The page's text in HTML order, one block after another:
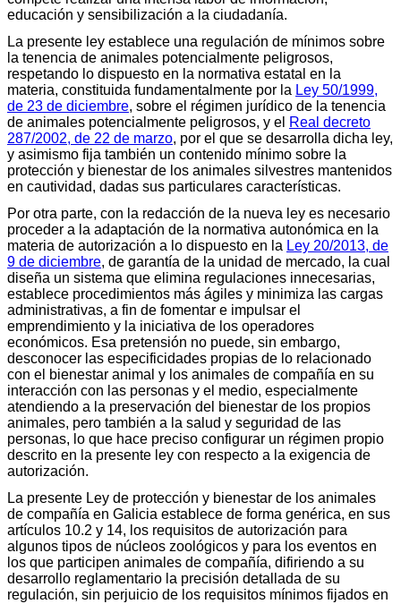
educación y sensibilización a la ciudadanía.
La presente ley establece una regulación de mínimos sobre
la tenencia de animales potencialmente peligrosos,
respetando lo dispuesto en la normativa estatal en la
materia, constituida fundamentalmente por la Ley 50/1999,
de 23 de diciembre, sobre el régimen jurídico de la tenencia
de animales potencialmente peligrosos, y el Real decreto
287/2002, de 22 de marzo, por el que se desarrolla dicha ley,
y asimismo fija también un contenido mínimo sobre la
protección y bienestar de los animales silvestres mantenidos
en cautividad, dadas sus particulares características.
Por otra parte, con la redacción de la nueva ley es necesario
proceder a la adaptación de la normativa autonómica en la
materia de autorización a lo dispuesto en la Ley 20/2013, de
9 de diciembre, de garantía de la unidad de mercado, la cual
diseña un sistema que elimina regulaciones innecesarias,
establece procedimientos más ágiles y minimiza las cargas
administrativas, a fin de fomentar e impulsar el
emprendimiento y la iniciativa de los operadores
económicos. Esa pretensión no puede, sin embargo,
desconocer las especificidades propias de lo relacionado
con el bienestar animal y los animales de compañía en su
interacción con las personas y el medio, especialmente
atendiendo a la preservación del bienestar de los propios
animales, pero también a la salud y seguridad de las
personas, lo que hace preciso configurar un régimen propio
descrito en la presente ley con respecto a la exigencia de
autorización.
La presente Ley de protección y bienestar de los animales
de compañía en Galicia establece de forma genérica, en sus
artículos 10.2 y 14, los requisitos de autorización para
algunos tipos de núcleos zoológicos y para los eventos en
los que participen animales de compañía, difiriendo a su
desarrollo reglamentario la precisión detallada de su
regulación, sin perjuicio de los requisitos mínimos fijados en